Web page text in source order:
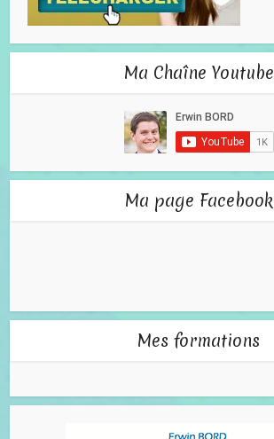
Ma Chaîne Youtube
Ma page Facebook
Mes formations